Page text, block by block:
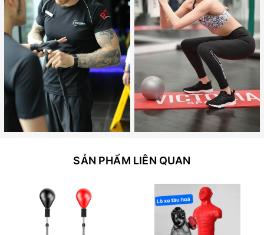
SẢN PHẨM LIÊN QUAN